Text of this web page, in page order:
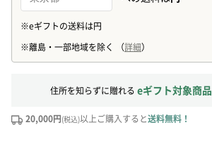
住所を知らずに贈れる eギフト対象商品
20,000円(税込)以上ご購入すると送料無料！